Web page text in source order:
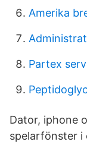
Amerika
Partex
Dator, iphone
spelarfönster i